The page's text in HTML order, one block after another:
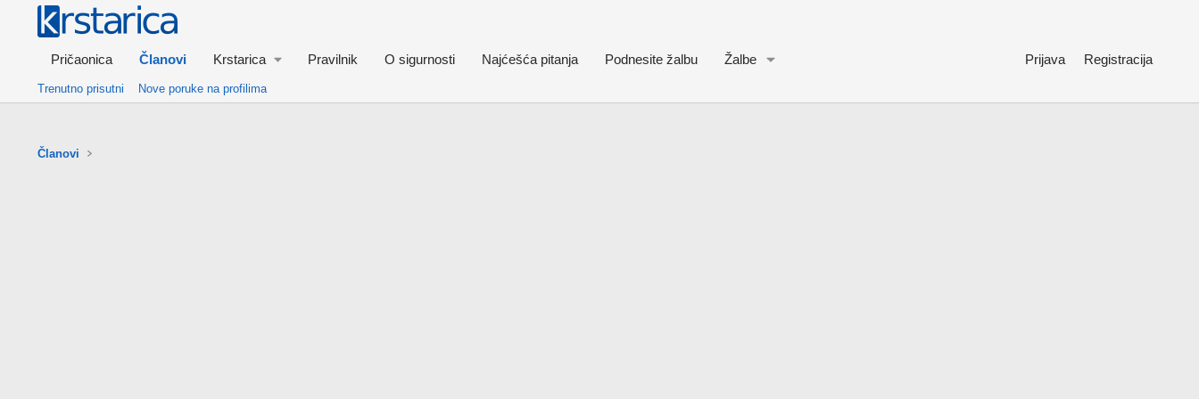
Pričaonica Članovi Krstarica Pravilnik O sigurnosti Najćešća pitanja Podnesite žalbu Žalbe Prijava Registracija
Trenutno prisutni Nove poruke na profilima
Članovi